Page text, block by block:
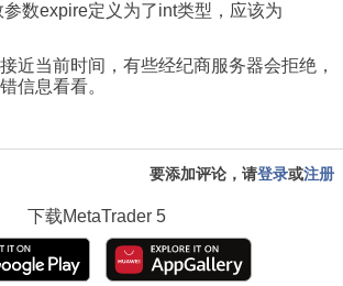
数expire定义为了int类型，应该为
近当前时间，有些经纪商服务器会拒绝，
信息看看。
要添加评论，请登录或注册
下载MetaTrader 5